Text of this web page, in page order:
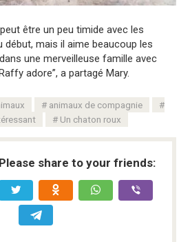
être un peu timide avec les
début, mais il aime beaucoup les
une merveilleuse famille avec
adore”, a partagé Mary.
animaux de compagnie
Un chaton roux
share to your friends: